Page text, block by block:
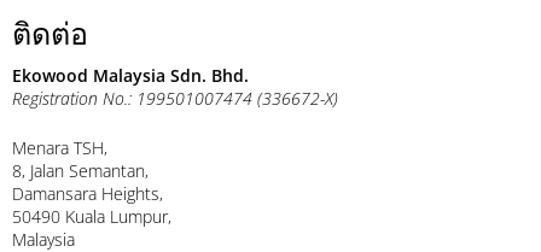
ติดต่อ
Ekowood Malaysia Sdn. Bhd.
Registration No.: 199501007474 (336672-X)
Menara TSH,
8, Jalan Semantan,
Damansara Heights,
50490 Kuala Lumpur,
Malaysia